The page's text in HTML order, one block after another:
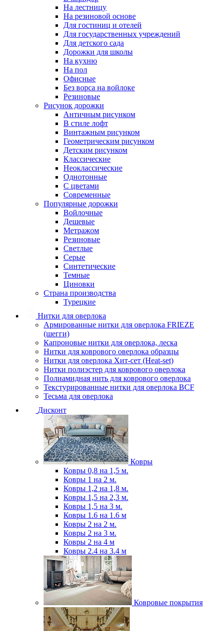
На лестницу
На резиновой основе
Для гостиниц и отелей
Для государственных учреждений
Для детского сада
Дорожки для школы
На кухню
На пол
Офисные
Без ворса на войлоке
Резиновые
Рисунок дорожки
Античным рисунком
В стиле лофт
Винтажным рисунком
Геометрическим рисунком
Детским рисунком
Классические
Неоклассические
Однотонные
С цветами
Современные
Популярные дорожки
Войлочные
Дешевые
Метражом
Резиновые
Светлые
Серые
Синтетические
Темные
Циновки
Страна производства
Турецкие
Нитки для оверлока
Армированные нитки для оверлока FRIEZE
(шегги)
Капроновые нитки для оверлока, леска
Нитки для коврового оверлока образцы
Нитки для оверлока Хит-сет (Heat-set)
Нитки полиэстер для коврового оверлока
Полиамидная нить для коврового оверлока
Текстурированные нитки для оверлока BCF
Тесьма для оверлока
Дисконт
Ковры
Ковры 0,8 на 1,5 м.
Ковры 1 на 2 м.
Ковры 1,2 на 1,8 м.
Ковры 1,5 на 2,3 м.
Ковры 1,5 на 3 м.
Ковры 1.6 на 1.6 м
Ковры 2 на 2 м.
Ковры 2 на 3 м.
Ковры 2 на 4 м
Ковры 2.4 на 3.4 м
Ковровые покрытия